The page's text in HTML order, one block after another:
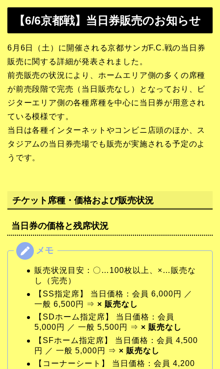
【6/6京都戦】当日券販売のお知らせ
6月6日（土）に開催される京都サンガF.C.戦の当日券
販売に関する詳細が発表されました。
前売販売の状況により、ホームエリア側の多くの席種
が前売段階で完売（当日販売なし）となっており、ビ
ジターエリア側の各種席種を中心に当日券が用意され
ている模様です。
当日は各種インターネットやコンビニ店頭のほか、ス
タジアムの当日券売場でも販売が実施される予定のよ
うです。
チケット席種・価格および販売状況
当日券の価格と残席状況
販売状況目安：〇…100枚以上、×…販売な
し（完売）
【SS指定席】 当日価格：会員 6,000円 ／
一般 6,500円 ⇒ × 販売なし
【SDホーム指定席】 当日価格：会員
5,000円 ／ 一般 5,500円 ⇒ × 販売なし
【SFホーム指定席】 当日価格：会員 4,500
円 ／ 一般 5,000円 ⇒ × 販売なし
【コーナーシート】 当日価格：会員 4,200